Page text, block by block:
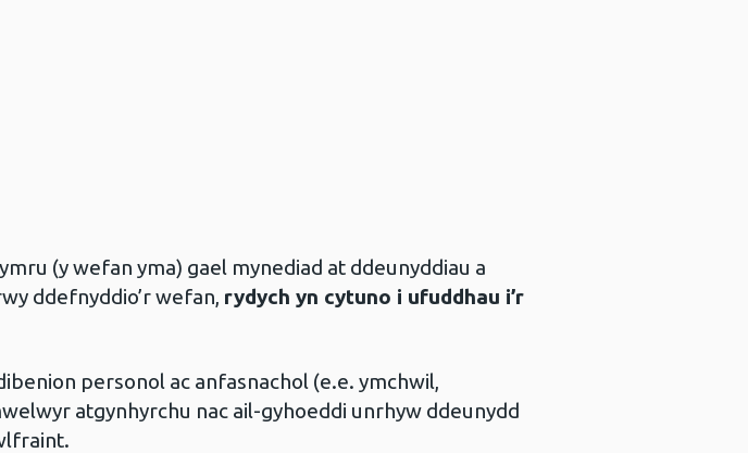
(y wefan yma) gael mynediad at ddeunyddiau a
ddefnyddio’r wefan, rydych yn cytuno i ufuddhau i’r
personol ac anfasnachol (e.e. ymchwil,
atgynhyrchu nac ail-gyhoeddi unrhyw ddeunydd